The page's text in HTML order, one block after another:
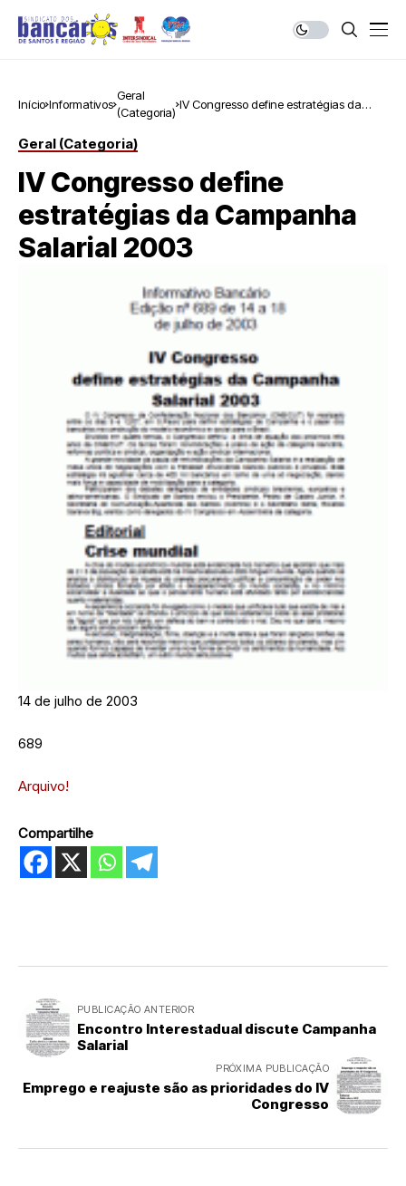
Início Informativos
Geral
(Categoria)
IV Congresso define estratégias da
Geral (Categoria)
IV Congresso define
estratégias da Campanha
Salarial 2003
14 de julho de 2003
689
Arquivo!
Compartilhe
PUBLICAÇÃO ANTERIOR
Encontro Interestadual discute Campanha
Salarial
PRÓXIMA PUBLICAÇÃO
Emprego e reajuste são as prioridades do IV
Congresso